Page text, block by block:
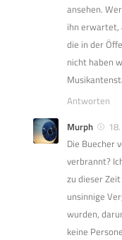
ansehen.
ihn erwartet,
die in der
nicht haben
Antworten
Murph
Die Buecher
verbrannt?
zu dieser
unsinnige
wurden,
keine